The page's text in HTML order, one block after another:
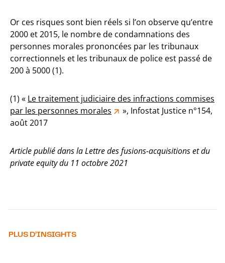
Or ces risques sont bien réels si l’on observe qu’entre
2000 et 2015, le nombre de condamnations des
personnes morales prononcées par les tribunaux
correctionnels et les tribunaux de police est passé de
200 à 5000 (1).
(1) « Le traitement judiciaire des infractions commises
par les personnes morales
», Infostat Justice n°154,
août 2017
Article publié dans la Lettre des fusions-acquisitions et du
private equity du 11 octobre 2021
PLUS D’INSIGHTS